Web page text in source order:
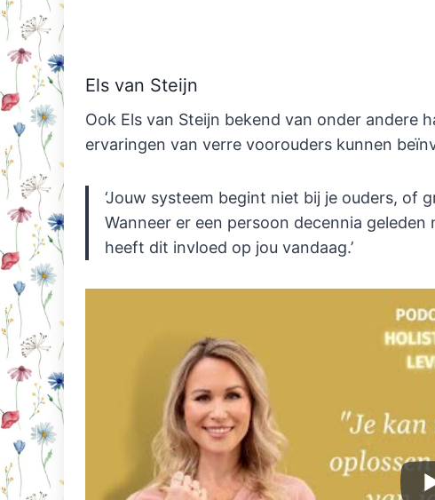
Els van Steijn
Ook Els van Steijn bekend van onder andere
ervaringen van verre voorouders kunnen
‘Jouw systeem begint niet bij je ouders, of
Wanneer er een persoon decennia
heeft dit invloed op jou vandaag.’